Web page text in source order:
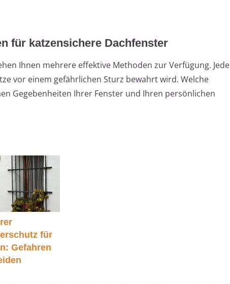
für katzensichere Dachfenster
Ihnen mehrere effektive Methoden zur Verfügung. Jede
vor einem gefährlichen Sturz bewahrt wird. Welche
Gegebenheiten Ihrer Fenster und Ihren persönlichen
für
Gefahren